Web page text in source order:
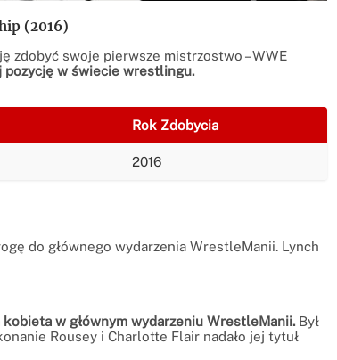
(2016)
zdobyć swoje pierwsze mistrzostwo – WWE
pozycję w świecie wrestlingu.
Rok Zdobycia
2016
do głównego wydarzenia WrestleManii. Lynch
w głównym wydarzeniu WrestleManii.Był
Rousey i Charlotte Flair nadało jej tytuł